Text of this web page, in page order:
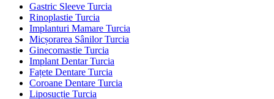
Gastric Sleeve Turcia
Rinoplastie Turcia
Implanturi Mamare Turcia
Micșorarea Sânilor Turcia
Ginecomastie Turcia
Implant Dentar Turcia
Fațete Dentare Turcia
Coroane Dentare Turcia
Liposucție Turcia